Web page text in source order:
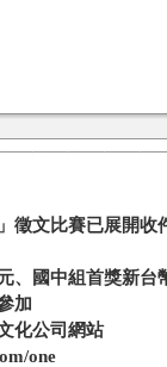
徵文比賽已展開收
、國中組首獎新台
加
化公司網站
one